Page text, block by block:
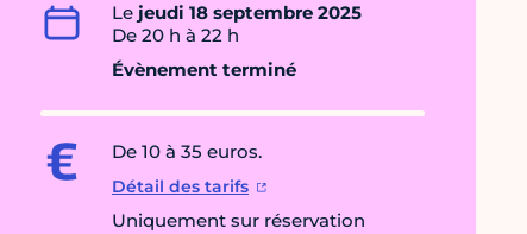
Le jeudi 18 septembre 2025
De 20 h à 22 h
Évènement terminé
De 10 à 35 euros.
Détail des tarifs
Uniquement sur réservation